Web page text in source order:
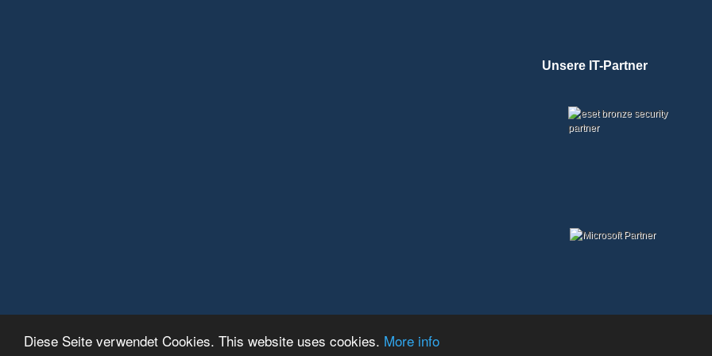
Diese Seite verwendet Cookies. This website uses cookies. More info
Unsere IT-Partner